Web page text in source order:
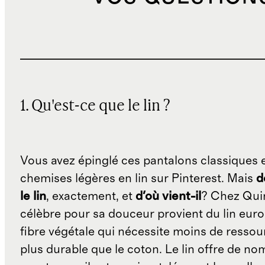
1. Qu'est-ce que le lin ?
Vous avez épinglé ces pantalons classiques
chemises légères en lin sur Pinterest. Mais
le lin, exactement, et d'où vient-il ? Chez
célèbre pour sa douceur provient du lin
fibre végétale qui nécessite moins de
plus durable que le coton. Le lin offre de